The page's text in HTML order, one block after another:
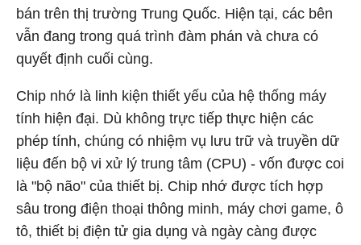
bán trên thị trường Trung Quốc. Hiện tại, các bên
vẫn đang trong quá trình đàm phán và chưa có
quyết định cuối cùng.
Chip nhớ là linh kiện thiết yếu của hệ thống máy
tính hiện đại. Dù không trực tiếp thực hiện các
phép tính, chúng có nhiệm vụ lưu trữ và truyền dữ
liệu đến bộ vi xử lý trung tâm (CPU) - vốn được coi
là "bộ não" của thiết bị. Chip nhớ được tích hợp
sâu trong điện thoại thông minh, máy chơi game, ô
tô, thiết bị điện tử gia dụng và ngày càng được